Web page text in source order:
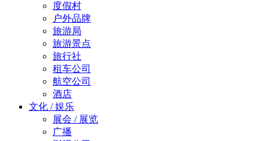
度假村
户外品牌
旅游局
旅游景点
旅行社
租车公司
航空公司
酒店
文化 / 娱乐
展会 / 展览
广播